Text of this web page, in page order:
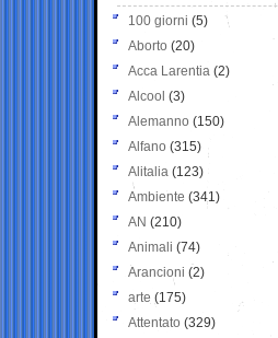
100 giorni (5)
Aborto (20)
Acca Larentia (2)
Alcool (3)
Alemanno (150)
Alfano (315)
Alitalia (123)
Ambiente (341)
AN (210)
Animali (74)
Arancioni (2)
arte (175)
Attentato (329)